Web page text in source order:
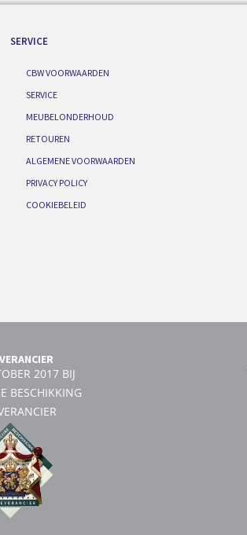
SERVICE
CBW VOORWAARDEN
SERVICE
MEUBELONDERHOUD
RETOUREN
ALGEMENE VOORWAARDEN
PRIVACY POLICY
COOKIEBELEID
2017 BIJ
BESCHIKKING